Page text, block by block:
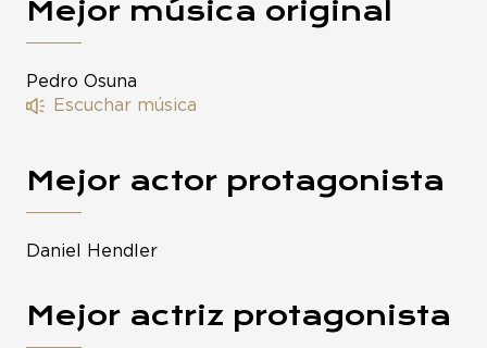
Mejor música original
Pedro Osuna
Escuchar música
Mejor actor protagonista
Daniel Hendler
Mejor actriz protagonista